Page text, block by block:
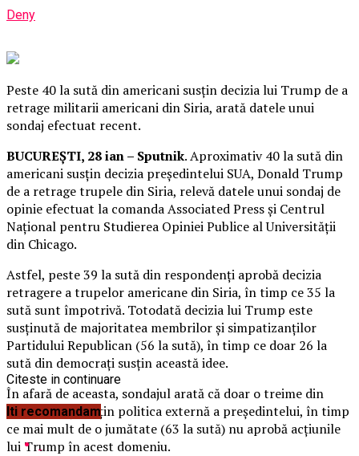
Deny
Peste 40 la sută din americani susțin decizia lui Trump de a
retrage militarii americani din Siria, arată datele unui
sondaj efectuat recent.
BUCUREȘTI, 28 ian – Sputnik. Aproximativ 40 la sută din
americani susțin decizia președintelui SUA, Donald Trump
de a retrage trupele din Siria, relevă datele unui sondaj de
opinie efectuat la comanda Associated Press și Centrul
Național pentru Studierea Opiniei Publice al Universității
din Chicago.
Astfel, peste 39 la sută din respondenți aprobă decizia
retragere a trupelor americane din Siria, în timp ce 35 la
sută sunt împotrivă. Totodată decizia lui Trump este
susținută de majoritatea membrilor și simpatizanților
Partidului Republican (56 la sută), în timp ce doar 26 la
sută din democrați susțin această idee.
În afară de aceasta, sondajul arată că doar o treime din
respondenți susțin politica externă a președintelui, în timp
ce mai mult de o jumătate (63 la sută) nu aprobă acțiunile
lui Trump în acest domeniu.
Citeste in continuare
Iti recomandam